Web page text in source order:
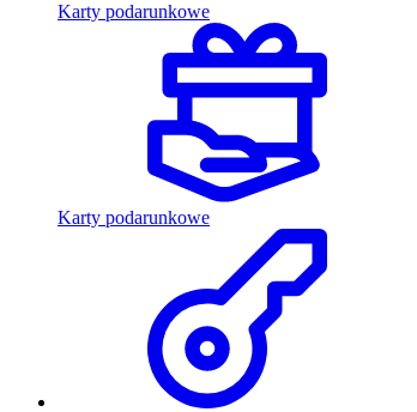
Karty podarunkowe
Karty podarunkowe